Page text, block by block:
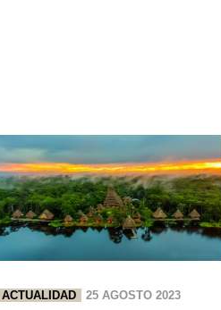
ACTUALIDAD 25 AGOSTO 2023